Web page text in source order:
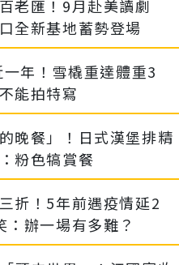
老匯！9月赴美讀劇
全新基地蓄勢登場
年！雪橇重達體重3
能拍特寫
晚餐」！日式漢堡排精
粉色犒賞餐
折！5年前遇疫情延2
辦一場有多難？